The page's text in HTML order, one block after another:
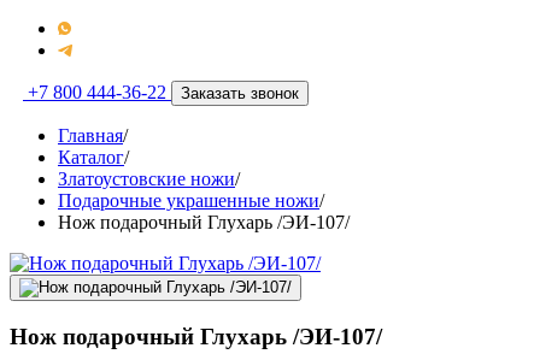
+7 800 444-36-22 Заказать звонок
Главная/
Каталог/
Златоустовские ножи/
Подарочные украшенные ножи/
Нож подарочный Глухарь /ЭИ-107/
Нож подарочный Глухарь /ЭИ-107/